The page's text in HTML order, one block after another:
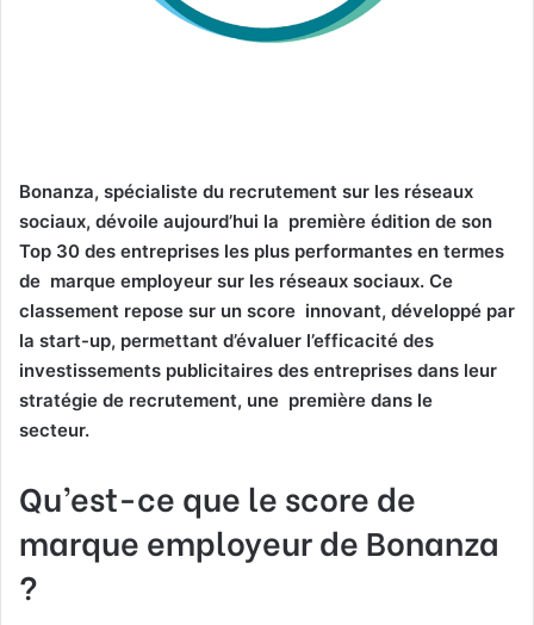
Bonanza, spécialiste du recrutement sur les réseaux
sociaux, dévoile aujourd’hui la première édition de son
Top 30 des entreprises les plus performantes en termes
de marque employeur sur les réseaux sociaux. Ce
classement repose sur un score innovant, développé par
la start-up, permettant d’évaluer l’efficacité des
investissements publicitaires des entreprises dans leur
stratégie de recrutement, une première dans le
secteur.
Qu’est-ce que le score de
marque employeur de Bonanza
?